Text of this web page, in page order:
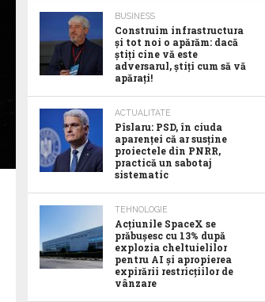
BUSINESS
Construim infrastructura
și tot noi o apărăm: dacă
știți cine vă este
adversarul, știți cum să vă
apărați!
ACTUALITATE
Pîslaru: PSD, în ciuda
aparenței că ar susține
proiectele din PNRR,
practică un sabotaj
sistematic
TEHNOLOGIE
Acţiunile SpaceX se
prăbuşesc cu 13% după
explozia cheltuielilor
pentru AI şi apropierea
expirării restricţiilor de
vânzare